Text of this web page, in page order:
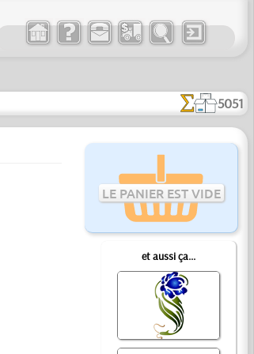
5051
LE PANIER EST VIDE
et aussi ça...